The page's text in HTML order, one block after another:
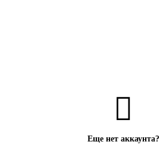
Еще нет аккаунта?